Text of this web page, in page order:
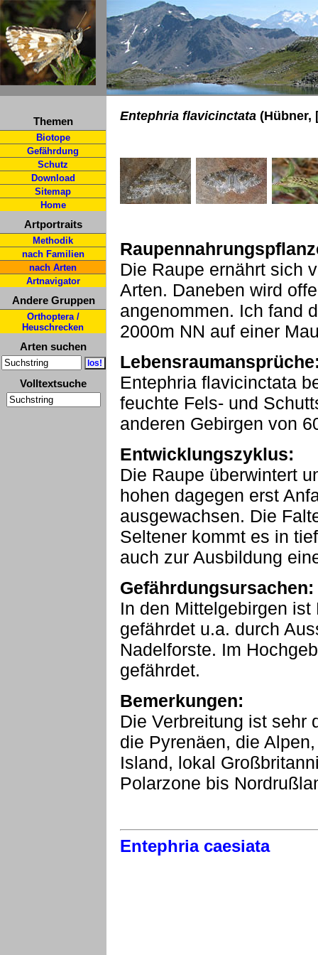
Themen
Biotope
Gefährdung
Schutz
Download
Sitemap
Home
Artportraits
Methodik
nach Familien
nach Arten
Artnavigator
Andere Gruppen
Orthoptera /
Heuschrecken
Arten suchen
Volltextsuche
Entephria flavicinctata (Hübner,
Die Raupe ernährt sich
Arten. Daneben wird
angenommen. Ich fand
2000m NN auf einer
Entephria flavicinctata
feuchte Fels- und
anderen Gebirgen von
Entwicklungszyklus:
Die Raupe überwintert
hohen dagegen erst
ausgewachsen. Die
Seltener kommt es in
auch zur Ausbildung
Gefährdungsursachen:
In den Mittelgebirgen
gefährdet u.a. durch
Nadelforste. Im
gefährdet.
Bemerkungen:
Die Verbreitung ist sehr
die Pyrenäen, die
Island, lokal
Polarzone bis
Entephria caesiata